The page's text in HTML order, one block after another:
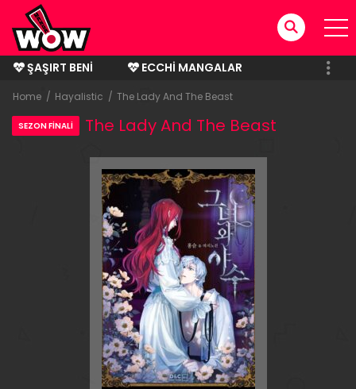
ŞAŞIRT BENI
ECCHI MANGALAR
BITMIŞ MANGALAR
Home Hayalistic The Lady And The Beast
SEZON FINALI The Lady And The Beast